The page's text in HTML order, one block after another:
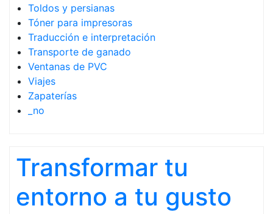
Toldos y persianas
Tóner para impresoras
Traducción e interpretación
Transporte de ganado
Ventanas de PVC
Viajes
Zapaterías
_no
Transformar tu
entorno a tu gusto